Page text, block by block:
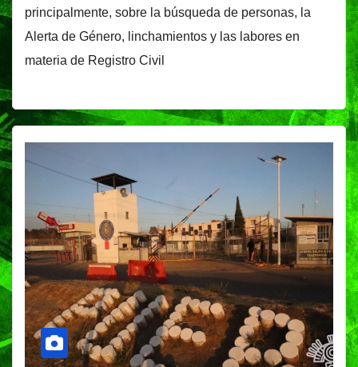
principalmente, sobre la búsqueda de personas, la
Alerta de Género, linchamientos y las labores en
materia de Registro Civil